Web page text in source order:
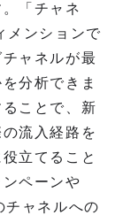
「チャネ
メンションで
ャネルが最
分析できま
ことで、新
流入経路を
立てること
ペーンや
チャネルへの